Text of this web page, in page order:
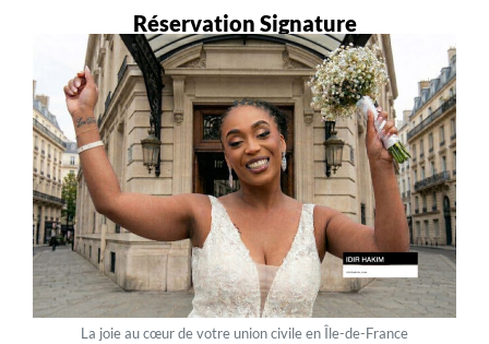
Réservation Signature
La joie au cœur de votre union civile en Île-de-France